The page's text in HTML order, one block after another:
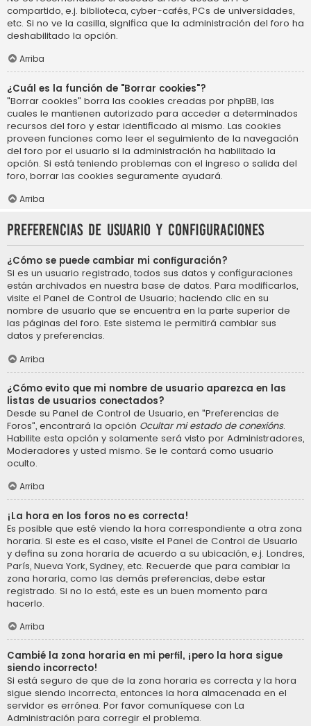
compartido, e.j. biblioteca, cyber-cafés, PCs de universidades,
etc. Si no ve la casilla, significa que la administración del foro ha
deshabilitado la opción.
Arriba
¿Cuál es la función de "Borrar cookies"?
"Borrar cookies" borra las cookies creadas por phpBB, las
cuales le mantienen autorizado para acceder a determinados
recursos del foro y estar identificado al mismo. Las cookies
proveen funciones como leer el seguimiento de la navegación
del foro por el usuario si la administración ha habilitado la
opción. Si está teniendo problemas con el ingreso o salida del
foro, borrar las cookies seguramente ayudará.
Arriba
Preferencias de usuario y configuraciones
¿Cómo se puede cambiar mi configuración?
Si es un usuario registrado, todos sus datos y configuraciones
están archivados en nuestra base de datos. Para modificarlos,
visite el Panel de Control de Usuario; haciendo clic en su
nombre de usuario que se encuentra en la parte superior de
las páginas del foro. Este sistema le permitirá cambiar sus
datos y preferencias.
Arriba
¿Cómo evito que mi nombre de usuario aparezca en las
listas de usuarios conectados?
Desde su Panel de Control de Usuario, en "Preferencias de
Foros", encontrará la opción Ocultar mi estado de conexións.
Habilite esta opción y solamente será visto por Administradores,
Moderadores y usted mismo. Se le contará como usuario
oculto.
Arriba
¡La hora en los foros no es correcta!
Es posible que esté viendo la hora correspondiente a otra zona
horaria. Si este es el caso, visite el Panel de Control de Usuario
y defina su zona horaria de acuerdo a su ubicación, e.j. Londres,
París, Nueva York, Sydney, etc. Recuerde que para cambiar la
zona horaria, como las demás preferencias, debe estar
registrado. Si no lo está, este es un buen momento para
hacerlo.
Arriba
Cambié la zona horaria en mi perfil, ¡pero la hora sigue
siendo incorrecto!
Si está seguro de que de la zona horaria es correcta y la hora
sigue siendo incorrecta, entonces la hora almacenada en el
servidor es errónea. Por favor comuníquese con La
Administración para corregir el problema.